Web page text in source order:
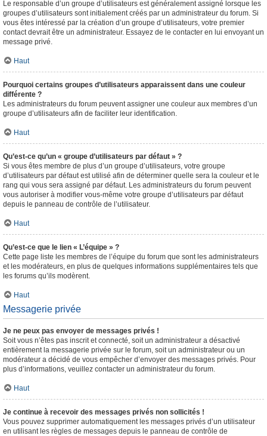
Le responsable d’un groupe d’utilisateurs est généralement assigné lorsque les
groupes d’utilisateurs sont initialement créés par un administrateur du forum. Si
vous êtes intéressé par la création d’un groupe d’utilisateurs, votre premier
contact devrait être un administrateur. Essayez de le contacter en lui envoyant un
message privé.
Haut
Pourquoi certains groupes d’utilisateurs apparaissent dans une couleur
différente ?
Les administrateurs du forum peuvent assigner une couleur aux membres d’un
groupe d’utilisateurs afin de faciliter leur identification.
Haut
Qu’est-ce qu’un « groupe d’utilisateurs par défaut » ?
Si vous êtes membre de plus d’un groupe d’utilisateurs, votre groupe
d’utilisateurs par défaut est utilisé afin de déterminer quelle sera la couleur et le
rang qui vous sera assigné par défaut. Les administrateurs du forum peuvent
vous autoriser à modifier vous-même votre groupe d’utilisateurs par défaut
depuis le panneau de contrôle de l’utilisateur.
Haut
Qu’est-ce que le lien « L’équipe » ?
Cette page liste les membres de l’équipe du forum que sont les administrateurs
et les modérateurs, en plus de quelques informations supplémentaires tels que
les forums qu’ils modèrent.
Haut
Messagerie privée
Je ne peux pas envoyer de messages privés !
Soit vous n’êtes pas inscrit et connecté, soit un administrateur a désactivé
entièrement la messagerie privée sur le forum, soit un administrateur ou un
modérateur a décidé de vous empêcher d’envoyer des messages privés. Pour
plus d’informations, veuillez contacter un administrateur du forum.
Haut
Je continue à recevoir des messages privés non sollicités !
Vous pouvez supprimer automatiquement les messages privés d’un utilisateur
en utilisant les règles de messages depuis le panneau de contrôle de